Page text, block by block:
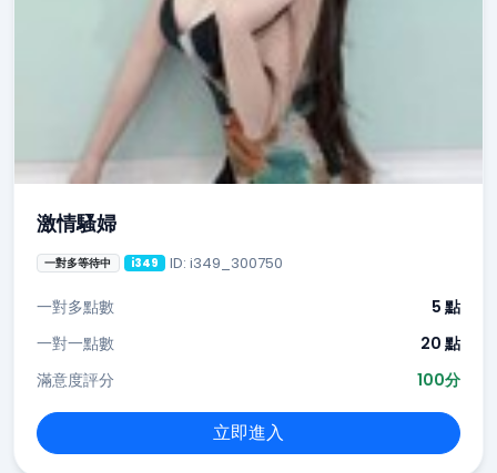
激情騷婦
一對多等待中 i349 ID: i349_300750
一對多點數
5 點
一對一點數
20 點
滿意度評分
100分
立即進入